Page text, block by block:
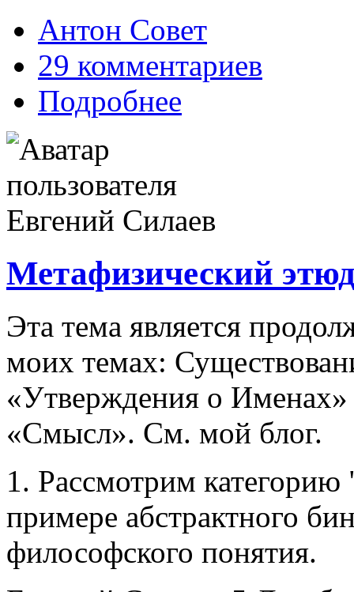
Антон Совет
29 комментариев
Подробнее
Метафизический
Эта тема является
моих темах:
«Утверждения о
«Смысл». См. мой блог.
1. Рассмотрим
примере абстрактного
философского понятия.